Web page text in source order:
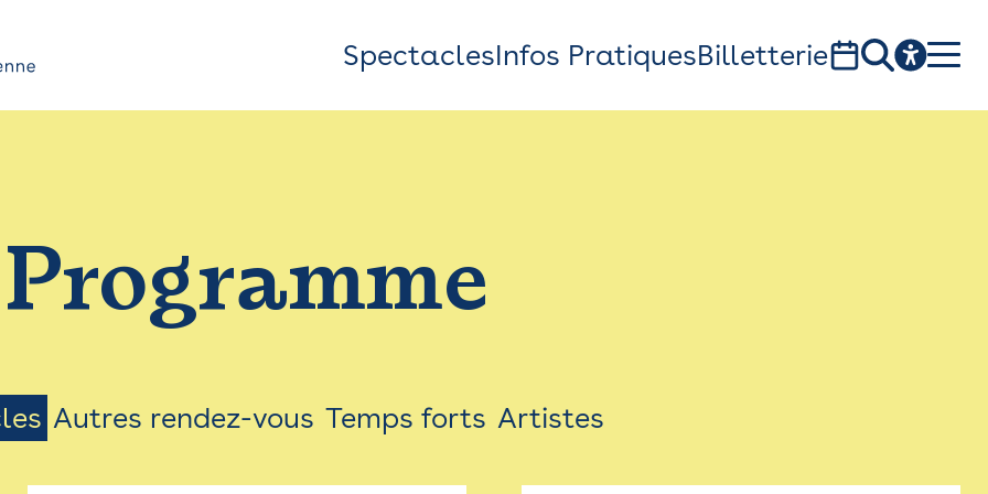
Top
Bar
Menu
SpectaclesInfos PratiquesBilletterie
1, av. du Chateau d'eau - 31300 Toulouse
Programme
Autres rendez-vous Temps forts Artistes